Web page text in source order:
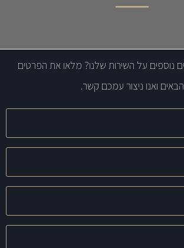
נוספים על השירות שלנו? מלאו את הפרטים
הבאים ואנו ניצור עמכם קשר.